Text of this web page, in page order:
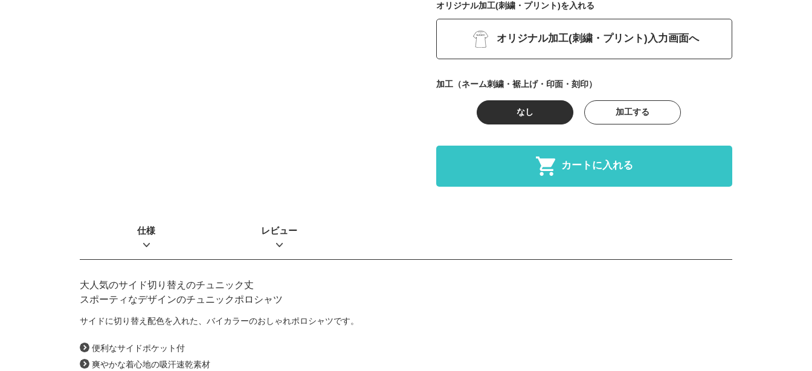
オリジナル加工(刺繍・プリント)を入れる
オリジナル加工(刺繍・プリント)入力画面へ
加工（ネーム刺繍・裾上げ・印面・刻印）
なし 加工する
カートに入れる
仕様 レビュー
大人気のサイド切り替えのチュニック丈
スポーティなデザインのチュニックポロシャツ
サイドに切り替え配色を入れた、バイカラーのおしゃれポロシャツです。
便利なサイドポケット付
爽やかな着心地の吸汗速乾素材